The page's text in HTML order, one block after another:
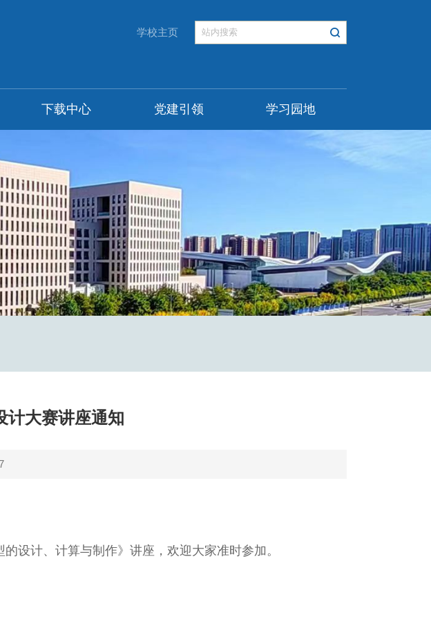
学校主页
下载中心 党建引领 学习园地
计大赛讲座通知
设计、计算与制作》讲座，欢迎大家准时参加。